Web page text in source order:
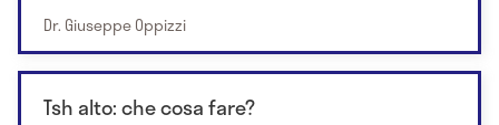
Dr. Giuseppe Oppizzi
Tsh alto: che cosa fare?